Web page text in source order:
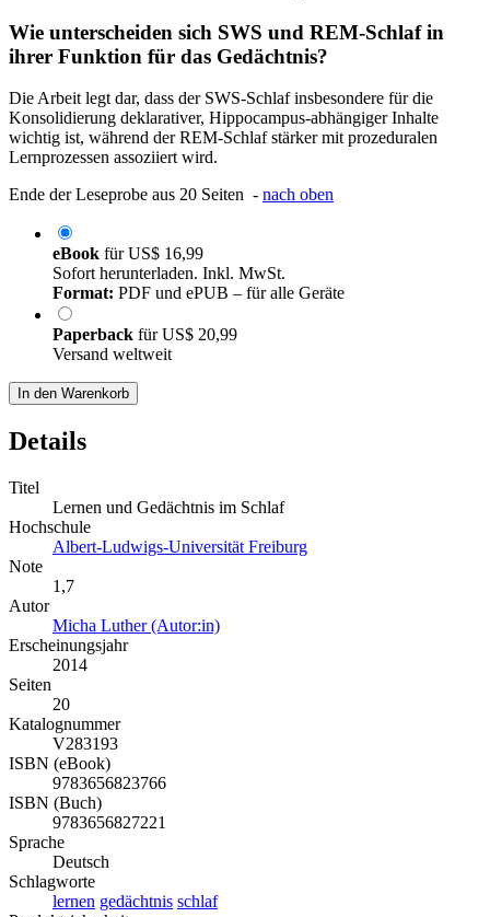
Wie unterscheiden sich SWS und REM-Schlaf in
ihrer Funktion für das Gedächtnis?
Die Arbeit legt dar, dass der SWS-Schlaf insbesondere für die
Konsolidierung deklarativer, Hippocampus-abhängiger Inhalte
wichtig ist, während der REM-Schlaf stärker mit prozeduralen
Lernprozessen assoziiert wird.
Ende der Leseprobe aus 20 Seiten - nach oben
eBook fürUS$ 16,99
Sofort herunterladen. Inkl. MwSt.
Format: PDF und ePUB – für alle Geräte
Paperback fürUS$ 20,99
Versand weltweit
In den Warenkorb
Details
Titel
Lernen und Gedächtnis im Schlaf
Hochschule
Albert-Ludwigs-Universität Freiburg
Note
1,7
Autor
Micha Luther (Autor:in)
Erscheinungsjahr
2014
Seiten
20
Katalognummer
V283193
ISBN (eBook)
9783656823766
ISBN (Buch)
9783656827221
Sprache
Deutsch
Schlagworte
lernen gedächtnis schlaf